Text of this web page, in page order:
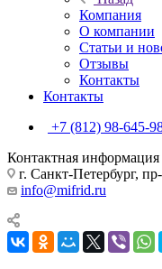
Компания
О компании
Статьи и
Отзывы
Контакты
Контакты
+7 (812) 98-645-
Контактная информация
г. Санкт-Петербург,
info@mifrid.ru